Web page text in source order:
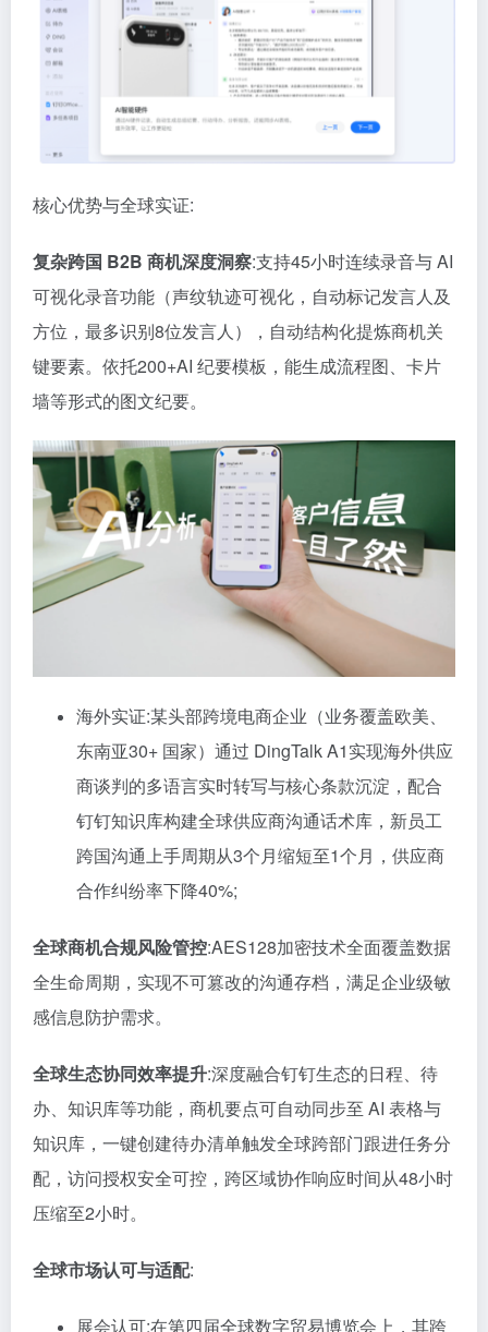
核心优势与全球实证:
复杂跨国 B2B 商机深度洞察:支持45小时连续录音与 AI
可视化录音功能（声纹轨迹可视化，自动标记发言人及
方位，最多识别8位发言人），自动结构化提炼商机关
键要素。依托200+AI 纪要模板，能生成流程图、卡片
墙等形式的图文纪要。
海外实证:某头部跨境电商企业（业务覆盖欧美、
东南亚30+ 国家）通过 DingTalk A1实现海外供应
商谈判的多语言实时转写与核心条款沉淀，配合
钉钉知识库构建全球供应商沟通话术库，新员工
跨国沟通上手周期从3个月缩短至1个月，供应商
合作纠纷率下降40%;
全球商机合规风险管控:AES128加密技术全面覆盖数据
全生命周期，实现不可篡改的沟通存档，满足企业级敏
感信息防护需求。
全球生态协同效率提升:深度融合钉钉生态的日程、待
办、知识库等功能，商机要点可自动同步至 AI 表格与
知识库，一键创建待办清单触发全球跨部门跟进任务分
配，访问授权安全可控，跨区域协作响应时间从48小时
压缩至2小时。
全球市场认可与适配:
展会认可:在第四届全球数字贸易博览会上，其跨